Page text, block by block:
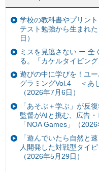
学校の教科書やプリン
テスト勉強から生まれ
日）
ミスを見逃さない ー 全
る。「カケルタイピン
遊びの中に学びを！ユ
グラミングVol.4 ＜あ
（2026年7月6日）
「あそぶ＋学ぶ」が反
監督がAIと挑む、広告
「NOA Games」（2026
「遊んでいたら自然と
人開発した対戦型タイ
（2026年5月29日）